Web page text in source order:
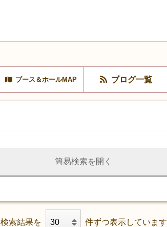
ブース＆ホールMAP ブログ一覧
簡易検索を開く
検索結果を 件ずつ表示しています